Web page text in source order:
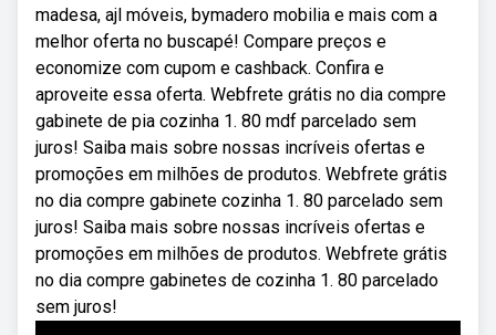
madesa, ajl móveis, bymadero mobilia e mais com a
melhor oferta no buscapé! Compare preços e
economize com cupom e cashback. Confira e
aproveite essa oferta. Webfrete grátis no dia compre
gabinete de pia cozinha 1. 80 mdf parcelado sem
juros! Saiba mais sobre nossas incríveis ofertas e
promoções em milhões de produtos. Webfrete grátis
no dia compre gabinete cozinha 1. 80 parcelado sem
juros! Saiba mais sobre nossas incríveis ofertas e
promoções em milhões de produtos. Webfrete grátis
no dia compre gabinetes de cozinha 1. 80 parcelado
sem juros!